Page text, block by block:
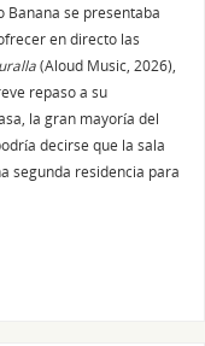
Banana se presentaba
en directo las
(Aloud Music, 2026),
repaso a su
la gran mayoría del
decirse que la sala
segunda residencia para